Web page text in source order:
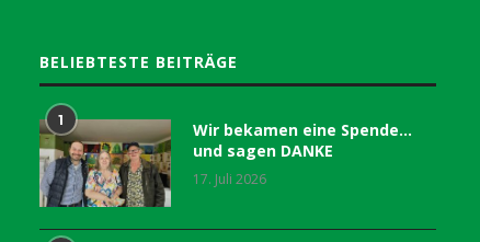
BELIEBTESTE BEITRÄGE
1
Wir bekamen eine Spende…
und sagen DANKE
17. Juli 2026